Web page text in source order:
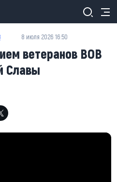
8 июля 2026 16:50
ветеранов ВОВ
Славы